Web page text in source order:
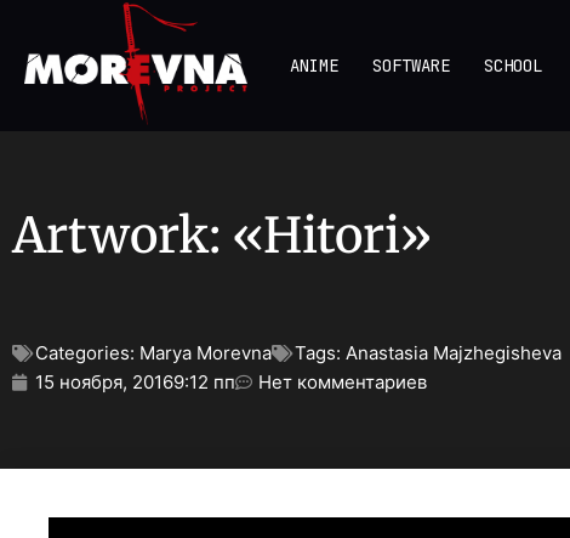
ANIME SOFTWARE SCHOOL
Artwork: «Hitori»
Categories: Marya Morevna Tags: Anastasia Majzhegisheva
15 ноября, 20169:12 пп Нет комментариев